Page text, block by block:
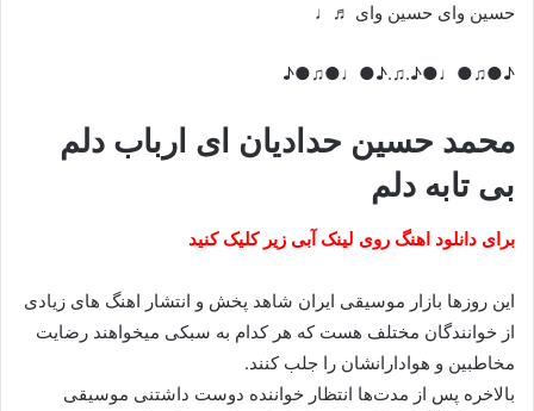
حسین وای حسین وای ♬♩
♪●♫●♩●♪.♫.♪●♩●♫●♪
محمد حسین حدادیان ای ارباب دلم
بی تابه دلم
برای دانلود اهنگ روی لینک آبی زیر کلیک کنید
این روزها بازار موسیقی ایران شاهد پخش و انتشار اهنگ های زیادی
از خوانندگان مختلف هست که هر کدام به سبکی میخواهند رضایت
مخاطبین و هوادارانشان را جلب کنند.
بالاخره پس از مدت‌ها انتظار خواننده دوست داشتنی موسیقی